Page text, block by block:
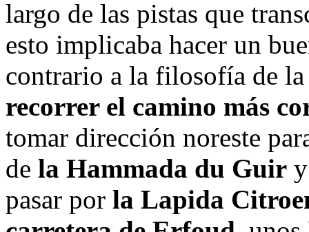
largo de las pistas que
esto implicaba hacer un
contrario a la filosofía de la
recorrer el camino más
tomar dirección noreste
de la Hammada du Guir
pasar por la Lapida